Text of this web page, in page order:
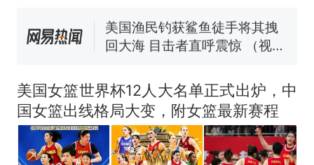
来源：参考消息）
笔试第一被第二名传话劝弃考
官方通报
因老师一句“跟我回家”改写了
人生
美国女篮世界杯12人大名单正式出炉，中
国女篮出线格局大变，附女篮最新赛程